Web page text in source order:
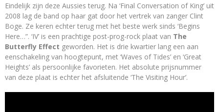
Eindelijk zijn deze Aussies terug. Na ‘Final Conversation of King’ uit
2008 lag de band op haar gat door het vertrek van zanger Clint
Boge. Ze keren echter terug met het beste werk sinds ‘Begins
Here…”. ‘IV’ is een prachtige post-prog-rock plaat van The
Butterfly Effect geworden. Het is drie kwartier lang een aan
eenschakeling van hoogtepunt, met ‘Waves of Tides’ en ‘Great
Heights’ als persoonlijke favorieten. Het absolute prijsnummer
van deze plaat is echter het afsluitende ‘The Visiting Hour’.